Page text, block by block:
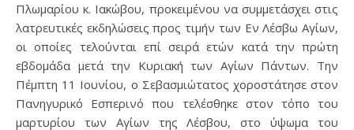
Πλωμαρίου κ. Ιακώβου, προκειμένου να συμμετάσχει στις
λατρευτικές εκδηλώσεις προς τιμήν των Εν Λέσβω Αγίων,
οι οποίες τελούνται επί σειρά ετών κατά την πρώτη
εβδομάδα μετά την Κυριακή των Αγίων Πάντων. Την
Πέμπτη 11 Ιουνίου, ο Σεβασμιώτατος χοροστάτησε στον
Πανηγυρικό Εσπερινό που τελέσθηκε στον τόπο του
μαρτυρίου των Αγίων της Λέσβου, στο ύψωμα του